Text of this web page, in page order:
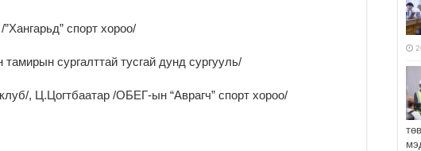
спорт хороо/
сургалттай тусгай дунд сургууль/
, Ц.Цогтбаатар /ОБЕГ-ын “Аврагч” спорт хороо/